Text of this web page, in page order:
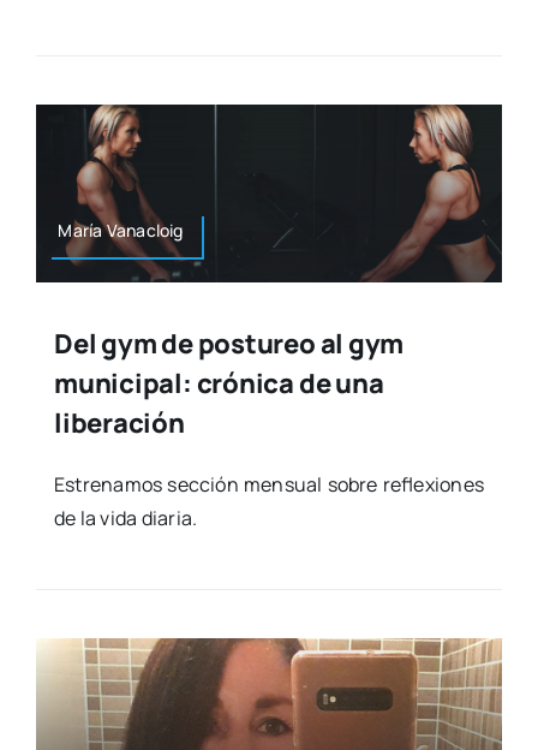
María Vana­cloig
Del gym de postureo al gym
municipal: crónica de una
liberación
Estre­na­mos sec­ción men­sual sobre refle­xio­nes
de la vida dia­ria.